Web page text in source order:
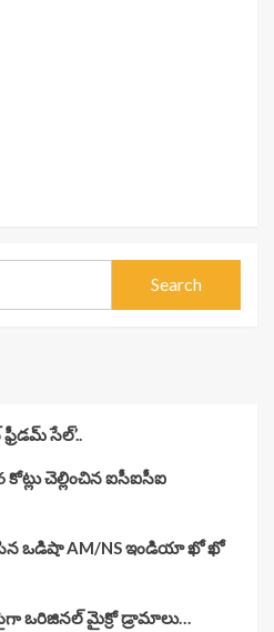
సేల్’..
కోట్లు చెల్లించిన ఐసీఐసీఐ
చేసిన ఒడిషా AM/NS ఇండియా ఖో ఖో
ఒరిజినల్ మైక్రో డ్రామాలు…